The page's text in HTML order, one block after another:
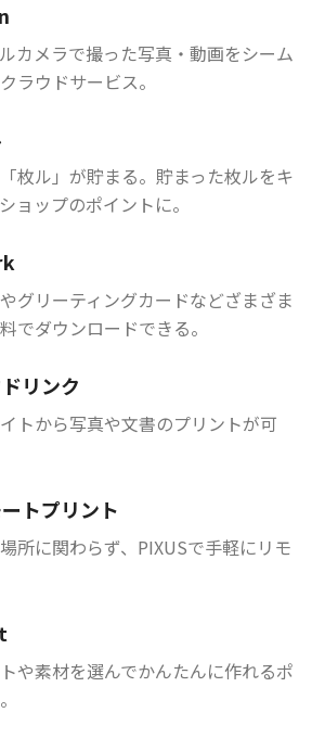
カメラで撮った写真・動画をシーム
ラウドサービス。
枚ル」が貯まる。貯まった枚ルをキ
ョップのポイントに。
グリーティングカードなどざまざま
でダウンロードできる。
リンク
トから写真や文書のプリントが可
トプリント
所に関わらず、PIXUSで手軽にリモ
や素材を選んでかんたんに作れるポ